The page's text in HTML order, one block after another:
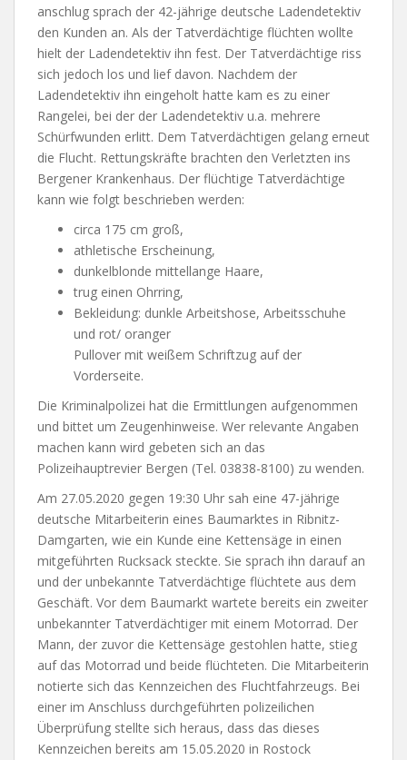
anschlug sprach der 42-jährige deutsche Ladendetektiv
den Kunden an. Als der Tatverdächtige flüchten wollte
hielt der Ladendetektiv ihn fest. Der Tatverdächtige riss
sich jedoch los und lief davon. Nachdem der
Ladendetektiv ihn eingeholt hatte kam es zu einer
Rangelei, bei der der Ladendetektiv u.a. mehrere
Schürfwunden erlitt. Dem Tatverdächtigen gelang erneut
die Flucht. Rettungskräfte brachten den Verletzten ins
Bergener Krankenhaus. Der flüchtige Tatverdächtige
kann wie folgt beschrieben werden:
circa 175 cm groß,
athletische Erscheinung,
dunkelblonde mittellange Haare,
trug einen Ohrring,
Bekleidung: dunkle Arbeitshose, Arbeitsschuhe
und rot/ oranger
Pullover mit weißem Schriftzug auf der
Vorderseite.
Die Kriminalpolizei hat die Ermittlungen aufgenommen
und bittet um Zeugenhinweise. Wer relevante Angaben
machen kann wird gebeten sich an das
Polizeihauptrevier Bergen (Tel. 03838-8100) zu wenden.
Am 27.05.2020 gegen 19:30 Uhr sah eine 47-jährige
deutsche Mitarbeiterin eines Baumarktes in Ribnitz-
Damgarten, wie ein Kunde eine Kettensäge in einen
mitgeführten Rucksack steckte. Sie sprach ihn darauf an
und der unbekannte Tatverdächtige flüchtete aus dem
Geschäft. Vor dem Baumarkt wartete bereits ein zweiter
unbekannter Tatverdächtiger mit einem Motorrad. Der
Mann, der zuvor die Kettensäge gestohlen hatte, stieg
auf das Motorrad und beide flüchteten. Die Mitarbeiterin
notierte sich das Kennzeichen des Fluchtfahrzeugs. Bei
einer im Anschluss durchgeführten polizeilichen
Überprüfung stellte sich heraus, dass das dieses
Kennzeichen bereits am 15.05.2020 in Rostock